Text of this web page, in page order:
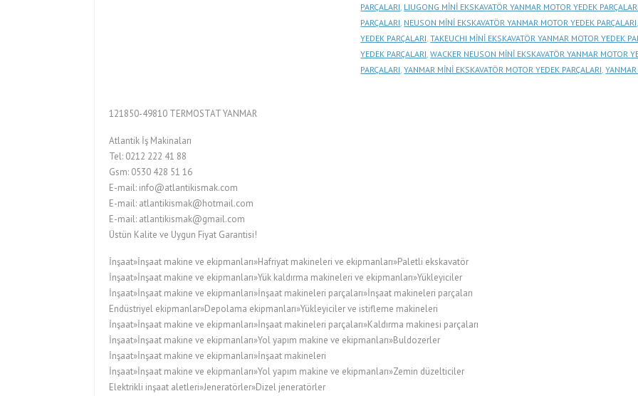
PARÇALARI, LIUGONG MİNİ EKSKAVATÖR YANMAR MOTOR YEDEK PARÇALARI
PARÇALARI, NEUSON MİNİ EKSKAVATÖR YANMAR MOTOR YEDEK PARÇALARI,
YEDEK PARÇALARI,TAKEUCHI MİNİ EKSKAVATÖR YANMAR MOTOR YEDEK
YEDEK PARÇALARI,WACKER NEUSON MİNİ EKSKAVATÖR YANMAR MOTOR
PARÇALARI,YANMAR MİNİ EKSKAVATÖR MOTOR YEDEK PARÇALARI,
121850-49810 TERMOSTAT YANMAR
Atlantik İş Makinaları
Tel: 0212 222 41 88
Gsm: 0530 428 51 16
E-mail: info@atlantikismak.com
E-mail: atlantikismak@hotmail.com
E-mail: atlantikismak@gmail.com
Üstün Kalite ve Uygun Fiyat Garantisi!
İnşaat»İnşaat makine ve ekipmanları»Hafriyat makineleri ve ekipmanları»Paletli ekskavatör
İnşaat»İnşaat makine ve ekipmanları»Yük kaldırma makineleri ve ekipmanları»Yükleyiciler
İnşaat»İnşaat makine ve ekipmanları»İnşaat makineleri parçaları»İnşaat makineleri parçaları
Endüstriyel ekipmanlar»Depolama ekipmanları»Yükleyiciler ve istifleme makineleri
İnşaat»İnşaat makine ve ekipmanları»İnşaat makineleri parçaları»Kaldırma makinesi parçaları
İnşaat»İnşaat makine ve ekipmanları»Yol yapım makine ve ekipmanları»Buldozerler
İnşaat»İnşaat makine ve ekipmanları»İnşaat makineleri
İnşaat»İnşaat makine ve ekipmanları»Yol yapım makine ve ekipmanları»Zemin düzelticiler
Elektrikli inşaat aletleri»Jeneratörler»Dizel jeneratörler